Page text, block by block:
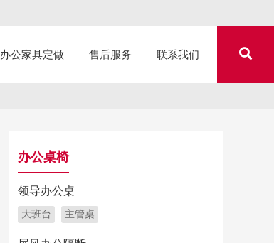
办公家具定做 售后服务 联系我们
办公桌椅
领导办公桌
大班台 主管桌